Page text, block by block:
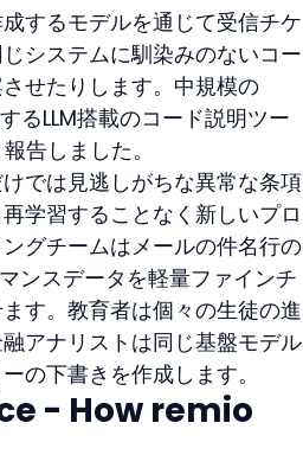
するモデルを通じて受信チケ
システムに馴染みのないコー
せたりします。中規模の
るLLM搭載のコード説明ツー
告しました。
では見逃しがちな異常な条項
学習することなく新しいプロ
グチームはメールの件名行の
ンスデータを軽量ファインチ
す。教育者は個々の生徒の進
アナリストは同じ基盤モデル
の下書きを作成します。
- How remio